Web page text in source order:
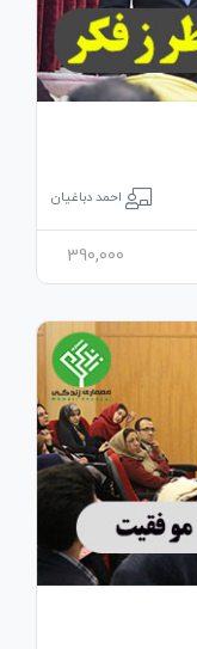
احمد دباغیان
390,000